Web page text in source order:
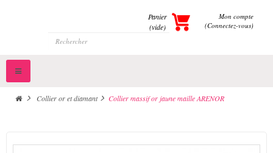
Mon compte
(Connectez-vous)
Panier
(vide)
Toggle
navigation
>
Collier or et diamant > Collier massif or jaune maille ARENOR